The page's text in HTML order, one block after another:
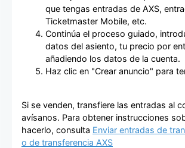
que tengas entradas de AXS,
Ticketmaster Mobile, etc.
Continúa el proceso guiado,
datos del asiento, tu precio por
añadiendo los datos de la cuenta.
Haz clic en "Crear anuncio" para
Si se venden, transfiere las entradas al
avísanos. Para obtener instrucciones
hacerlo, consulta Enviar entradas de
o de transferencia AXS